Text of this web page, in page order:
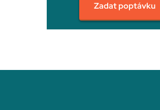
Zadat poptávku